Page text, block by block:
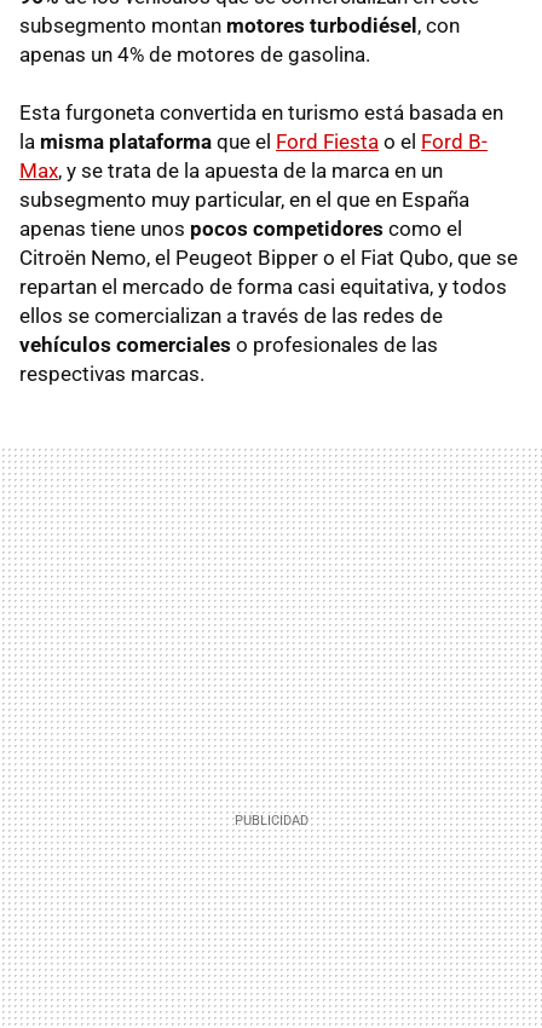
subsegmento montan motores turbodiésel , con
apenas un 4% de motores de gasolina.
Esta furgoneta convertida en turismo está basada en
la misma plataforma que el Ford Fiesta o el Ford B-
Max, y se trata de la apuesta de la marca en un
subsegmento muy particular, en el que en España
apenas tiene unos pocos competidores como el
Citroën Nemo, el Peugeot Bipper o el Fiat Qubo, que se
repartan el mercado de forma casi equitativa, y todos
ellos se comercializan a través de las redes de
vehículos comerciales o profesionales de las
respectivas marcas.